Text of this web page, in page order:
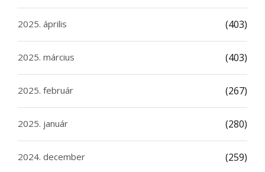
2025. április (403)
2025. március (403)
2025. február (267)
2025. január (280)
2024. december (259)